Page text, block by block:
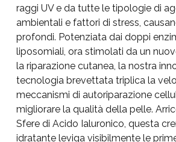
raggi UV e da tutte le tipologie di
ambientali e fattori di stress,
profondi. Potenziata dai doppi
liposomiali, ora stimolati da un
la riparazione cutanea, la nostra
tecnologia brevettata triplica la
meccanismi di autoriparazione
migliorare la qualità della pelle.
Sfere di Acido Ialuronico, questa
idratante leviga visibilmente le